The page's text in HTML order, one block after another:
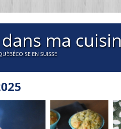
ma
EN SUISSE